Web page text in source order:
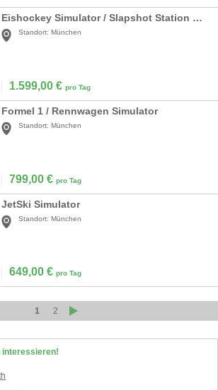
Eishockey Simulator / Slapshot Station mieten
Standort: München
1.599,00 € pro Tag
Formel 1 / Rennwagen Simulator
Standort: München
799,00 € pro Tag
JetSki Simulator
Standort: München
649,00 € pro Tag
1 2
interessieren!